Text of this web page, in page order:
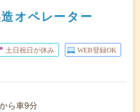
オペレーター
土日祝日が休み WEB登録OK
ら車9分